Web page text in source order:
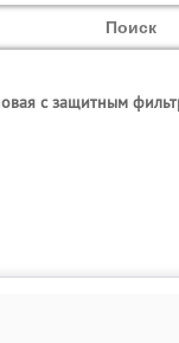
с защитным